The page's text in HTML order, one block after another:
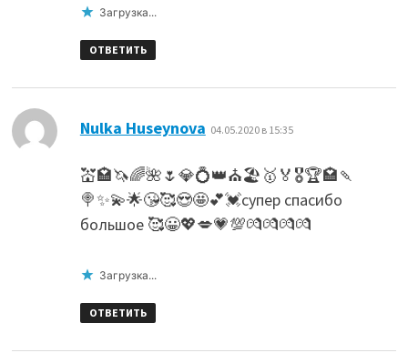
Загрузка...
ОТВЕТИТЬ
Nulka Huseynova 04.05.2020 в 15:35
💒🏩🦄🌈🌺🌷💎💍👑⛪🏖️🥇🏅🎖️🏆🏩🍡
🍭✨💫🌟😘🥰😍🤩💕💓супер спасибо
большое 🥰😀💖💋💗💯💏💏💏💏
Загрузка...
ОТВЕТИТЬ